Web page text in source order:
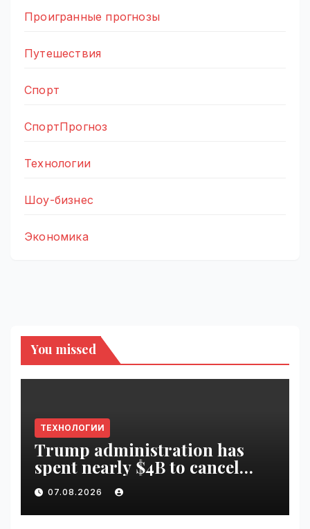
Проигранные прогнозы
Путешествия
Спорт
СпортПрогноз
Технологии
Шоу-бизнес
Экономика
You missed
ТЕХНОЛОГИИ
Trump administration has
spent nearly $4B to cancel
offshore wind farms |
VseTime.ru
07.08.2026